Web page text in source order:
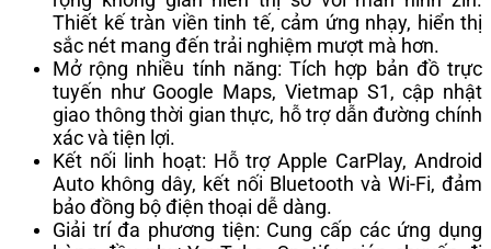
Thiết kế tràn viền tinh tế, cảm ứng nhạy, hiển thị
sắc nét mang đến trải nghiệm mượt mà hơn.
Mở rộng nhiều tính năng: Tích hợp bản đồ trực
tuyến như Google Maps, Vietmap S1, cập nhật
giao thông thời gian thực, hỗ trợ dẫn đường chính
xác và tiện lợi.
Kết nối linh hoạt: Hỗ trợ Apple CarPlay, Android
Auto không dây, kết nối Bluetooth và Wi-Fi, đảm
bảo đồng bộ điện thoại dễ dàng.
Giải trí đa phương tiện: Cung cấp các ứng dụng